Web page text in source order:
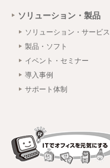
ソリューション・製品
ソリューション・サービス
製品・ソフト
イベント・セミナー
導入事例
サポート体制